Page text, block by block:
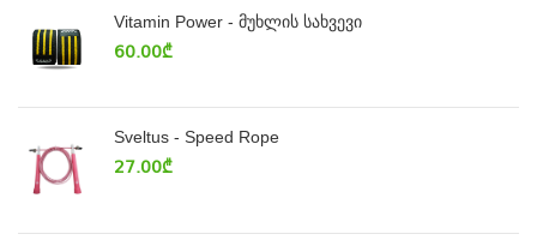
Vitamin Power - მუხლის სახვევი
60.00₾
Sveltus - Speed Rope
27.00₾